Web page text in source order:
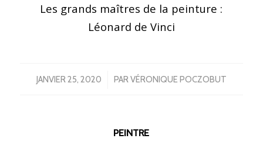
Les grands maîtres de la peinture :
Léonard de Vinci
JANVIER 25, 2020
/ PARVÉRONIQUE POCZOBUT
PEINTRE